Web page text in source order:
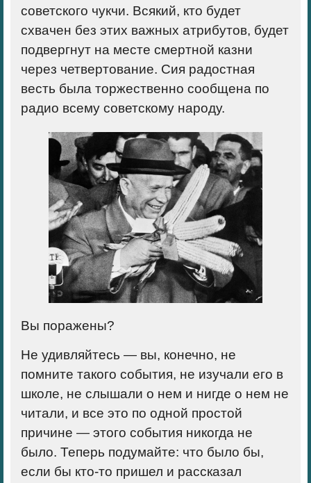
советского чукчи. Всякий, кто будет
схвачен без этих важных атрибутов, будет
подвергнут на месте смертной казни
через четвертование. Сия радостная
весть была торжественно сообщена по
радио всему советскому народу.
Вы поражены?
Не удивляйтесь — вы, конечно, не
помните такого события, не изучали его в
школе, не слышали о нем и нигде о нем не
читали, и все это по одной простой
причине — этого события никогда не
было. Теперь подумайте: что было бы,
если бы кто-то пришел и рассказал